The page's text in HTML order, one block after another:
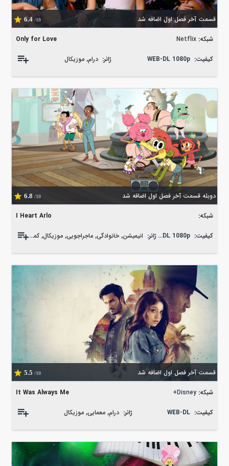
قسمت آخر فصل اول اضافه شد 6.4 /10
Only for Love شبکه: Netflix
کیفیت: WEB-DL 1080p ژانر: درام, موزیکال
دوبله قسمت آخر فصل اول اضافه شد 6.8 /10
I Heart Arlo شبکه:
کیفیت: WEB-DL 1080p ژانر: انیمیشن,خانوادگی,ماجراجویی,موزیکال,کمدی ,کوتاه
قسمت آخر فصل اول اضافه شد 5.5 /10
It Was Always Me شبکه: Disney+
کیفیت: WEB-DL ژانر: درام,معمایی,موزیکال